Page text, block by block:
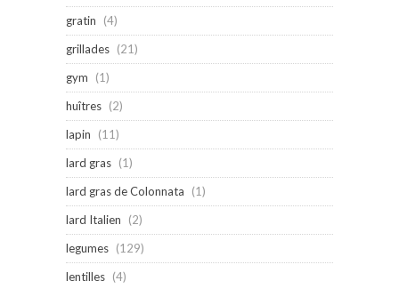
gratin
(4)
grillades (21)
gym
(1)
huîtres (2)
lapin
(11)
lard gras (1)
lard gras de Colonnata
(1)
lard Italien
(2)
legumes (129)
lentilles (4)